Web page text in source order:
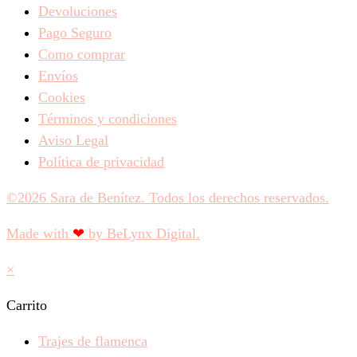
Devoluciones
Pago Seguro
Como comprar
Envíos
Cookies
Términos y condiciones
Aviso Legal
Política de privacidad
©2026 Sara de Benítez. Todos los derechos reservados.
Made with ❤ by BeLynx Digital.​​
×
Carrito
Trajes de flamenca